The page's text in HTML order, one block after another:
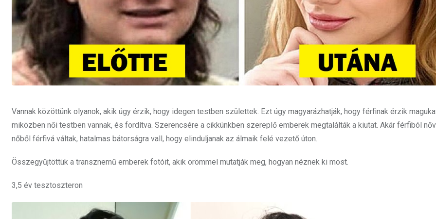
Vannak közöttünk olyanok, akik úgy érzik, hogy idegen testben születtek. Ezt úgy magyarázhatják, hogy férfinak érzik
miközben női testben vannak, és fordítva. Szerencsére a cikkünkben szereplő emberek megtalálták a kiutat. Akár férfiból
nőből férfivá váltak, hatalmas bátorságra vall, hogy elinduljanak az álmaik felé vezető úton.
Összegyűjtöttük a transznemű emberek fotóit, akik örömmel mutatják meg, hogyan néznek ki most.
3,5 év tesztoszteron